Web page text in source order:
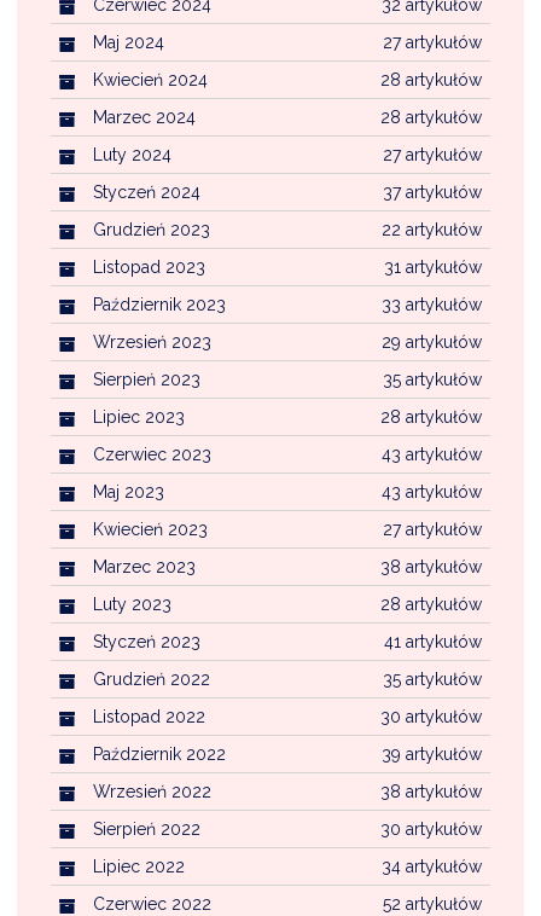
32 artykułów
Czerwiec 2024
27 artykułów
Maj 2024
28 artykułów
Kwiecień 2024
28 artykułów
Marzec 2024
27 artykułów
Luty 2024
37 artykułów
Styczeń 2024
22 artykułów
Grudzień 2023
31 artykułów
Listopad 2023
33 artykułów
Październik 2023
29 artykułów
Wrzesień 2023
35 artykułów
Sierpień 2023
28 artykułów
Lipiec 2023
43 artykułów
Czerwiec 2023
43 artykułów
Maj 2023
27 artykułów
Kwiecień 2023
38 artykułów
Marzec 2023
28 artykułów
Luty 2023
41 artykułów
Styczeń 2023
35 artykułów
Grudzień 2022
30 artykułów
Listopad 2022
39 artykułów
Październik 2022
38 artykułów
Wrzesień 2022
30 artykułów
Sierpień 2022
34 artykułów
Lipiec 2022
52 artykułów
Czerwiec 2022